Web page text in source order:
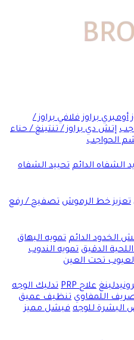
أومبري براوز فلافي براوز /
إتش دي براوز / تنتينغ / حناء
الحواجب
الشفاه الدائم تحييد الشفاه
تعزيز خط الرموش تصفيح / رفع
الخدود الدائم تمويه البهاق
الدقيق تمويه الندوب
تحت العين
علاج PRP
تدليك الوجه
اللمفاوي تنظيف عميق
البشرة للوجه فيشل مميز